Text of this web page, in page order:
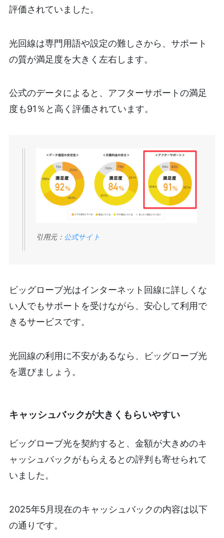
評価されていました。
光回線は専門用語や設定の難しさから、サポート
の質が満足度を大きく左右します。
公式のデータによると、アフターサポートの満足
度も91％と高く評価されています。
引用元： 公式サイト
ビッグローブ光はインターネット回線に詳しくな
い人でもサポートを受けながら、安心して利用で
きるサービスです。
光回線の利用に不安があるなら、ビッグローブ光
を選びましょう。
キャッシュバックが大きくもらいやすい
ビッグローブ光を契約すると、金額が大きめのキ
ャッシュバックがもらえるとの評判も寄せられて
いました。
2025年5月現在のキャッシュバックの内容は以下
の通りです。